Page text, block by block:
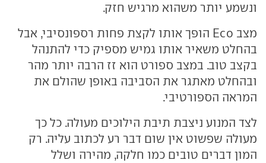
ונשמע יותר משהוא מרגיש חזק.
מצב Eco הופך אותו לקצת פחות רספונסיבי, אבל
בהחלט משאיר אותו גמיש מספיק כדי להתנהל
בקצב טוב. במצב ספורט הוא זז הרבה יותר מהר
ובהחלט מאתגר את הסביבה באופן שהולם את
המראה הספורטיבי.
לצד המנוע ניצבת תיבת הילוכים מעולה. כל כך
מעולה שפשוט אין שום דבר רע לכתוב עליה. רק
המון דברים טובים כמו חלקה, מהירה ושלל